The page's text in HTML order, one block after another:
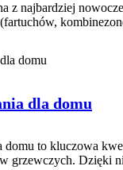
z najbardziej
dla domu
domu to kluczowa
grzewczych. Dzięki